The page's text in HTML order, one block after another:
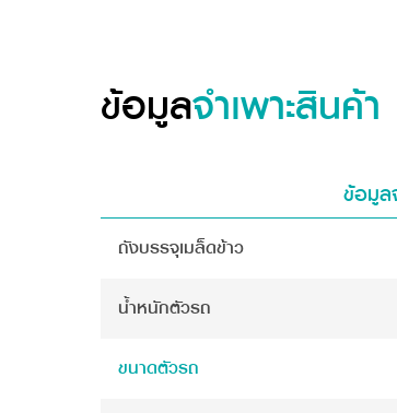
ข้อมูลจำเพาะสินค้า
ข้อมูล
ถังบรรจุเมล็ดข้าว
น้ำหนักตัวรถ
ขนาดตัวรถ